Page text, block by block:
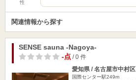
性
関連情報から探す
SENSE sauna -Nagoya-
-点/ 0 件
愛知県 / 名古屋市中村区
国際センター駅249m